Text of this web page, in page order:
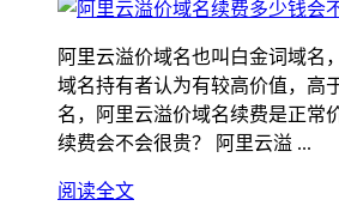
阿里云溢价域名也叫白金词域名
域名持有者认为有较高价值，高
名，阿里云溢价域名续费是正常
续费会不会很贵？ 阿里云溢 ...
阅读全文